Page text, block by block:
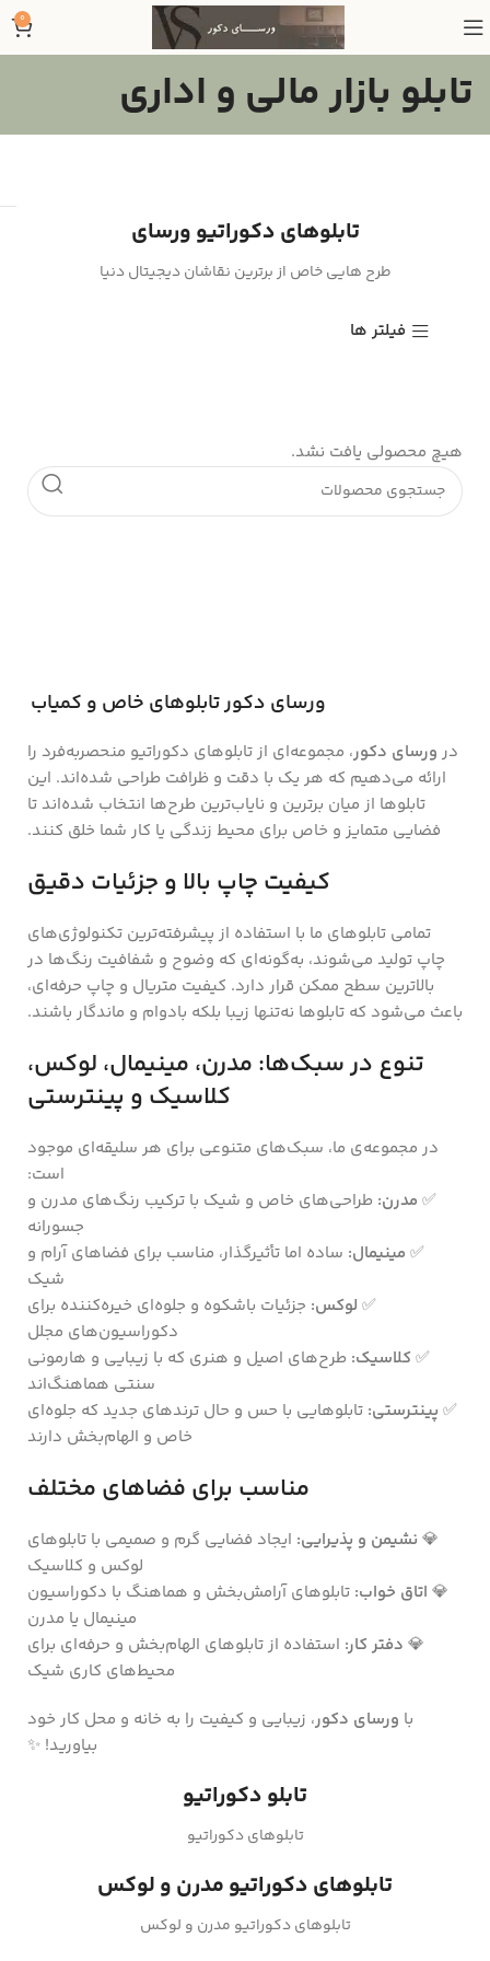
0
تابلو بازار مالی و اداری
تابلوهای دکوراتیو ورسای
طرح هایی خاص از برترین نقاشان دیجیتال دنیا
فیلتر ها
هیچ محصولی یافت نشد.
ورسای دکور تابلوهای خاص و کمیاب
در ورسای دکور، مجموعه‌ای از تابلوهای دکوراتیو منحصر‌به‌فرد را
ارائه می‌دهیم که هر یک با دقت و ظرافت طراحی شده‌اند. این
تابلوها از میان برترین و نایاب‌ترین طرح‌ها انتخاب شده‌اند تا
فضایی متمایز و خاص برای محیط زندگی یا کار شما خلق کنند.
کیفیت چاپ بالا و جزئیات دقیق
تمامی تابلوهای ما با استفاده از پیشرفته‌ترین تکنولوژی‌های
چاپ تولید می‌شوند، به‌گونه‌ای که وضوح و شفافیت رنگ‌ها در
بالاترین سطح ممکن قرار دارد. کیفیت متریال و چاپ حرفه‌ای،
باعث می‌شود که تابلوها نه‌تنها زیبا بلکه بادوام و ماندگار باشند.
تنوع در سبک‌ها: مدرن، مینیمال، لوکس،
کلاسیک و پینترستی
در مجموعه‌ی ما، سبک‌های متنوعی برای هر سلیقه‌ای موجود
است:
✅ مدرن: طراحی‌های خاص و شیک با ترکیب رنگ‌های مدرن و
جسورانه
✅ مینیمال: ساده اما تأثیرگذار، مناسب برای فضاهای آرام و
شیک
✅ لوکس: جزئیات باشکوه و جلوه‌ای خیره‌کننده برای
دکوراسیون‌های مجلل
✅ کلاسیک: طرح‌های اصیل و هنری که با زیبایی و هارمونی
سنتی هماهنگ‌اند
✅ پینترستی: تابلوهایی با حس و حال ترندهای جدید که جلوه‌ای
خاص و الهام‌بخش دارند
مناسب برای فضاهای مختلف
💎 نشیمن و پذیرایی: ایجاد فضایی گرم و صمیمی با تابلوهای
لوکس و کلاسیک
💎 اتاق خواب: تابلوهای آرامش‌بخش و هماهنگ با دکوراسیون
مینیمال یا مدرن
💎 دفتر کار: استفاده از تابلوهای الهام‌بخش و حرفه‌ای برای
محیط‌های کاری شیک
با ورسای دکور، زیبایی و کیفیت را به خانه و محل کار خود
بیاورید! ✨
تابلو دکوراتیو
تابلوهای دکوراتیو
تابلوهای دکوراتیو مدرن و لوکس
تابلوهای دکوراتیو مدرن و لوکس